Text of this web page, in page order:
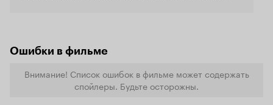
Ошибки в фильме
Внимание! Список ошибок в фильме может содержать
спойлеры. Будьте осторожны.